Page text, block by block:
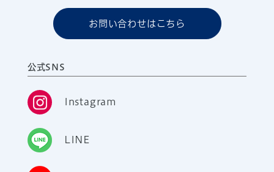
お問い合わせはこちら
公式SNS
Instagram
LINE